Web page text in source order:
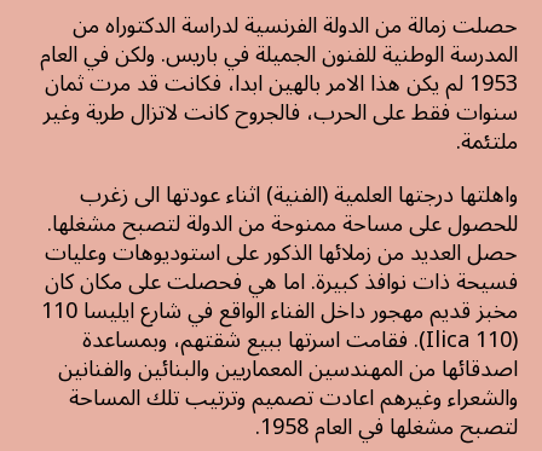
حصلت زمالة من الدولة الفرنسية لدراسة الدكتوراه من
المدرسة الوطنية للفنون الجميلة في باريس. ولكن في العام
1953 لم يكن هذا الامر بالهين ابدا، فكانت قد مرت ثمان
سنوات فقط على الحرب، فالجروح كانت لاتزال طرية وغير
ملتئمة.
واهلتها درجتها العلمية (الفنية) اثناء عودتها الى زغرب
للحصول على مساحة ممنوحة من الدولة لتصبح مشغلها.
حصل العديد من زملائها الذكور على استوديوهات وعليات
فسيحة ذات نوافذ كبيرة. اما هي فحصلت على مكان كان
مخبز قديم مهجور داخل الفناء الواقع في شارع ايليسا 110
(Ilica 110). فقامت اسرتها ببيع شقتهم، وبمساعدة
اصدقائها من المهندسين المعماريين والبنائين والفنانين
والشعراء وغيرهم اعادت تصميم وترتيب تلك المساحة
لتصبح مشغلها في العام 1958.